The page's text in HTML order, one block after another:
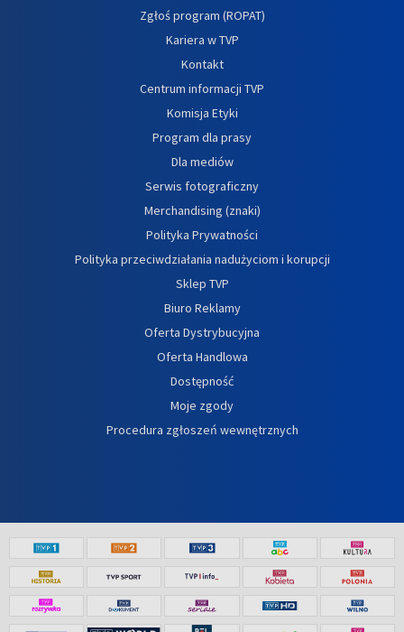
Zgłoś program (ROPAT)
Kariera w TVP
Kontakt
Centrum informacji TVP
Komisja Etyki
Program dla prasy
Dla mediów
Serwis fotograficzny
Merchandising (znaki)
Polityka Prywatności
Polityka przeciwdziałania nadużyciom i korupcji
Sklep TVP
Biuro Reklamy
Oferta Dystrybucyjna
Oferta Handlowa
Dostępność
Moje zgody
Procedura zgłoszeń wewnętrznych